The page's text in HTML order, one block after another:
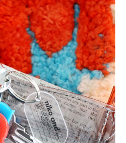
哥付你分期」於每月結算日後寄送繳費提
擇「超商條碼／台灣大直營門市／銀行轉
等通路繳費。
限公司」（以下簡稱本公司）所提供，讓
商品或服務，並由商店將買賣／分期付款
使用本公司帳單繳交帳款。
期」之契約關係目的，商店將以您的個人
供予台灣大哥大進項蒐集、處理及利用，
需資料之確認、核對及更正。
連結： https://oppay.tw/userRule
】
享後付」後，將跳轉至「AFTEE先享後付」
額後，即可完成結帳。
費通知簡訊。
點擊此簡訊中的連結，可透過四大超商／
行付款，方視為交易完成。
立刻繳費，但若您需要取消訂單，請聯絡
消之訂單仍視為有效，需透過AFTEE先享
後付 」之結帳頁面顯示為準，若有關於
款等相關疑問，請聯繫「AFTEE先享後付
support/home
司提供之「AFTEE先享後付」服務完成之交
個人資料，並將交易相關給付款項請求債
上)免運費
上)免運費
以上)免運費
以上)免運費